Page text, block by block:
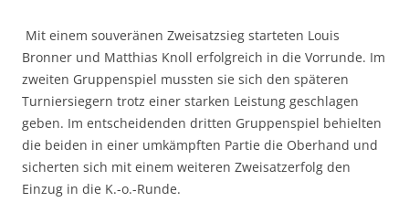
Mit einem souveränen Zweisatzsieg starteten Louis
Bronner und Matthias Knoll erfolgreich in die Vorrunde. Im
zweiten Gruppenspiel mussten sie sich den späteren
Turniersiegern trotz einer starken Leistung geschlagen
geben. Im entscheidenden dritten Gruppenspiel behielten
die beiden in einer umkämpften Partie die Oberhand und
sicherten sich mit einem weiteren Zweisatzerfolg den
Einzug in die K.-o.-Runde.